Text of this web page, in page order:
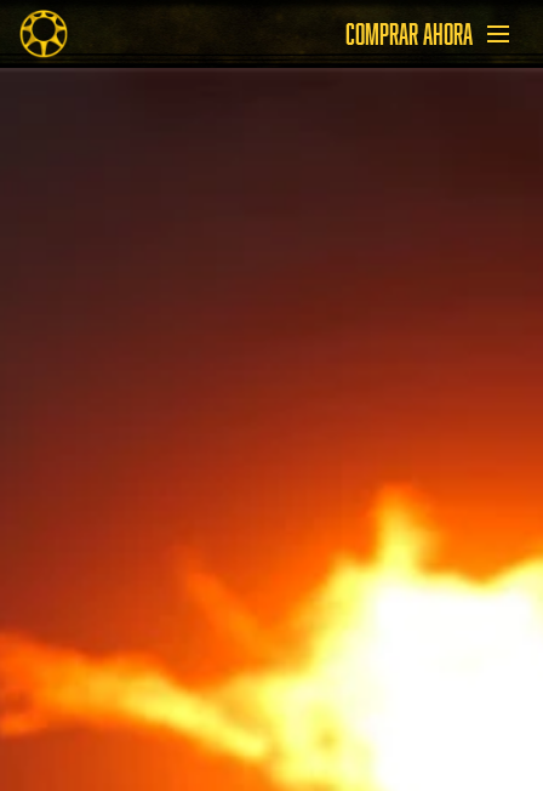
COMPRAR AHORA